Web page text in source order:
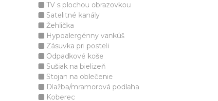
TV s plochou obrazovkou
Satelitné kanály
Žehlička
Hypoalergénny vankúš
Zásuvka pri posteli
Odpadkové koše
Sušiak na bielizeň
Stojan na oblečenie
Dlažba/mramorová podlaha
Koberec